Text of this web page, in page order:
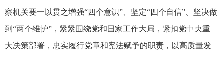
察机关要一以贯之增强“四个意识”、坚定“四个自信”、坚决做
到“两个维护”，紧紧围绕党和国家工作大局，紧扣党中央重
大决策部署，忠实履行党章和宪法赋予的职责，以高质量发